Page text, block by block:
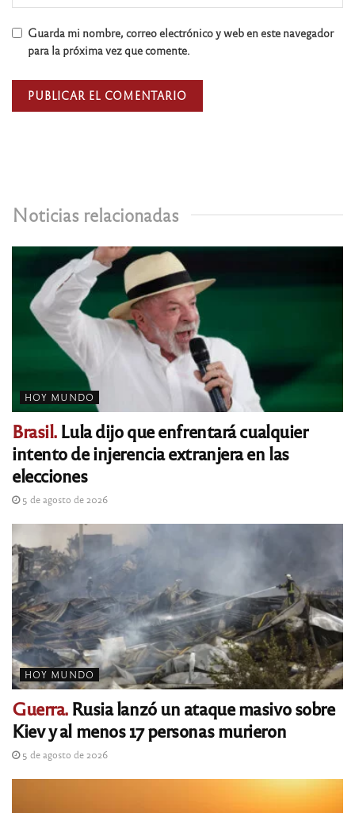
Noticias relacionadas
HOY MUNDO
Brasil.Lula dijo que enfrentará cualquier
intento de injerencia extranjera en las
elecciones
5 de agosto de 2026
HOY MUNDO
Guerra.Rusia lanzó un ataque masivo sobre
Kiev y al menos 17 personas murieron
5 de agosto de 2026
Guarda mi nombre, correo electrónico y web en este navegador
para la próxima vez que comente.